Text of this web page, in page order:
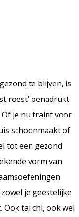
te blijven, is
roest’ benadrukt
Of je nu traint voor
schoonmaakt of
tot een gezond
vorm van
je geestelijke
Ook tai chi, ook wel